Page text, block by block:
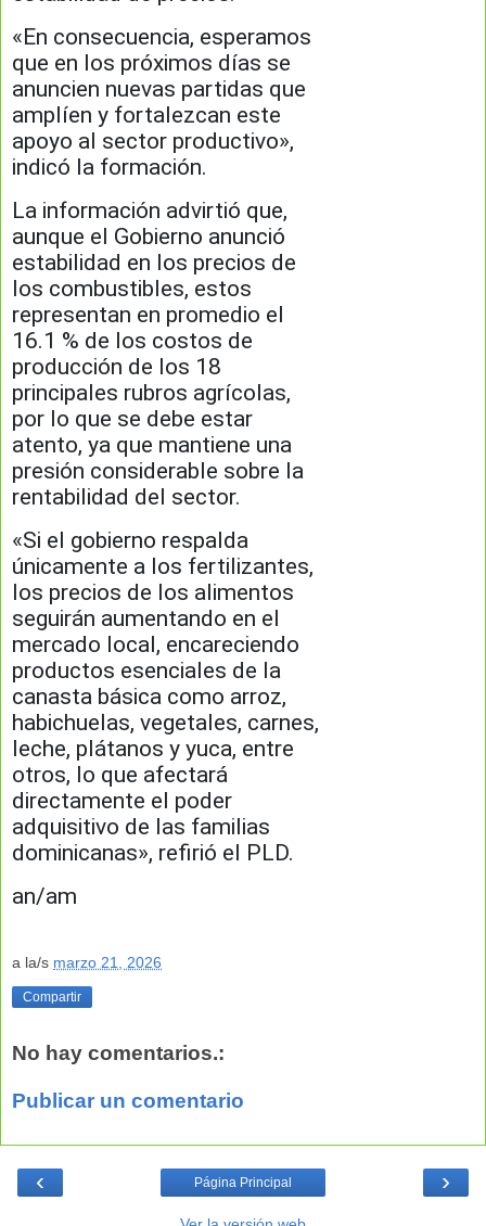
«En consecuencia, esperamos
que en los próximos días se
anuncien nuevas partidas que
amplíen y fortalezcan este
apoyo al sector productivo»,
indicó la formación.
La información advirtió que,
aunque el Gobierno anunció
estabilidad en los precios de
los combustibles, estos
representan en promedio el
16.1 % de los costos de
producción de los 18
principales rubros agrícolas,
por lo que se debe estar
atento, ya que mantiene una
presión considerable sobre la
rentabilidad del sector.
«Si el gobierno respalda
únicamente a los fertilizantes,
los precios de los alimentos
seguirán aumentando en el
mercado local, encareciendo
productos esenciales de la
canasta básica como arroz,
habichuelas, vegetales, carnes,
leche, plátanos y yuca, entre
otros, lo que afectará
directamente el poder
adquisitivo de las familias
dominicanas», refirió el PLD.
an/am
a la/s marzo 21, 2026
Compartir
No hay comentarios.:
Publicar un comentario
‹ ›
Página Principal